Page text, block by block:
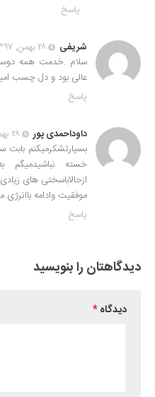
پاسخ
شریفی
۲۸ بهمن, ۱۳۹۷ در ۶:۳۹ ق٫ظ
سلام .خدمت همه
عالی بود و دل چسب
پاسخ
داوداحمدی پور
۲۸ بهمن, ۱۳۹۷ در ۳:۲۳ ق٫ظ
بسیارتشکرمیکنم
خسته نباشیدمیگم
ازحالاباسختی های
موفقیت وادامه باانرژی
پاسخ
دیدگاهتان را بنویسید
دیدگاه*